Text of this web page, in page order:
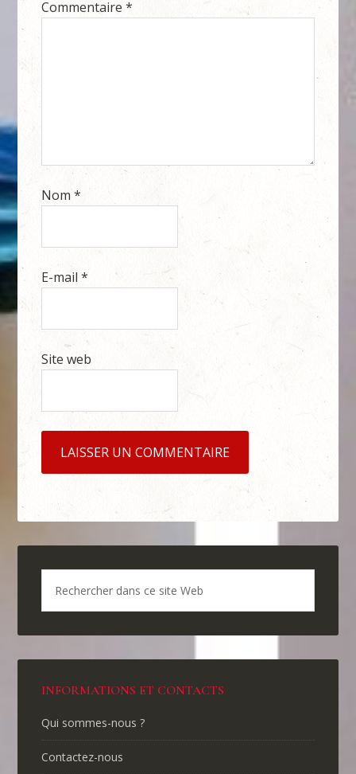
Commentaire*
Nom*
E-mail*
Site web
INFORMATIONS ET CONTACTS
Qui sommes-nous ?
Contactez-nous